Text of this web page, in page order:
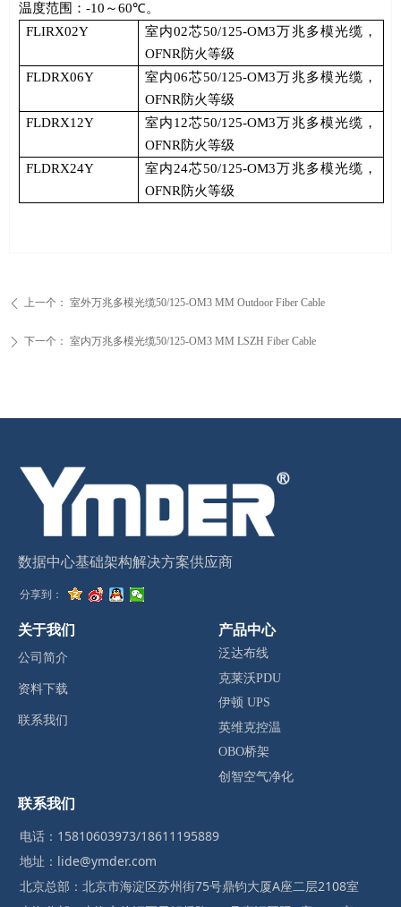
温度范围： -10 ～60℃。
FLIRX02Y
室内02芯50/125-OM3万兆多模光缆，
OFNR防火等级
FLDRX06Y
室内06芯50/125-OM3万兆多模光缆，
OFNR防火等级
FLDRX12Y
室内12芯50/125-OM3万兆多模光缆，
OFNR防火等级
FLDRX24Y
室内24芯50/125-OM3万兆多模光缆，
OFNR防火等级
ꄴ 上一个： 室外万兆多模光缆50/125-OM3 MM Outdoor Fiber Cable
ꄲ 下一个： 室内万兆多模光缆50/125-OM3 MM LSZH Fiber Cable
数据中心基础架构解决方案供应商
分享到：
公司简介
资料下载
联系我们
关于我们 产品中心
泛达布线
克莱沃PDU
伊顿 UPS
英维克控温
OBO桥架
创智空气净化
联系我们
电话：15810603973/18611195889
地址：lide@ymder.com
北京总部：北京市海淀区苏州街75号鼎钧大厦A座二层2108室